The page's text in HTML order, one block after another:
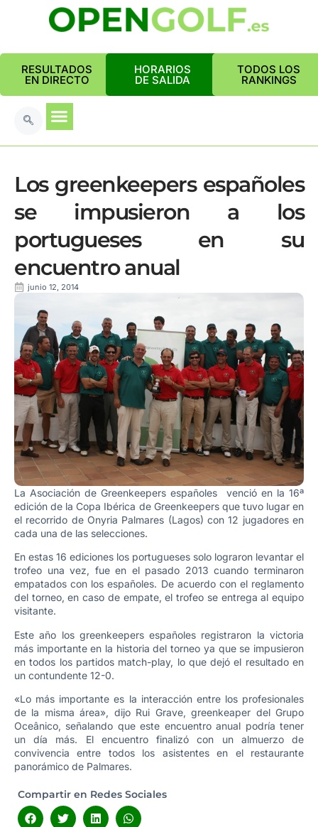
RESULTADOS
EN DIRECTO
HORARIOS
DE SALIDA
TODOS LOS
RANKINGS
Los greenkeepers españoles
se impusieron a los
portugueses en su
encuentro anual
junio 12, 2014
La Asociación de Greenkeepers españoles venció en la 16ª
edición de la Copa Ibérica de Greenkeepers que tuvo lugar en
el recorrido de Onyria Palmares (Lagos) con 12 jugadores en
cada una de las selecciones.
En estas 16 ediciones los portugueses solo lograron levantar el
trofeo una vez, fue en el pasado 2013 cuando terminaron
empatados con los españoles. De acuerdo con el reglamento
del torneo, en caso de empate, el trofeo se entrega al equipo
visitante.
Este año los greenkeepers españoles registraron la victoria
más importante en la historia del torneo ya que se impusieron
en todos los partidos match-play, lo que dejó el resultado en
un contundente 12-0.
«Lo más importante es la interacción entre los profesionales
de la misma área», dijo Rui Grave, greenkeaper del Grupo
Oceânico, señalando que este encuentro anual podría tener
un día más. El encuentro finalizó con un almuerzo de
convivencia entre todos los asistentes en el restaurante
panorámico de Palmares.
Compartir en Redes Sociales